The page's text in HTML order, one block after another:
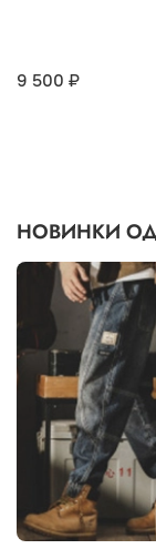
9 500 ₽
НОВИНКИ